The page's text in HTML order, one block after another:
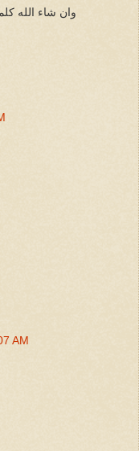
وان شاء الله
AM